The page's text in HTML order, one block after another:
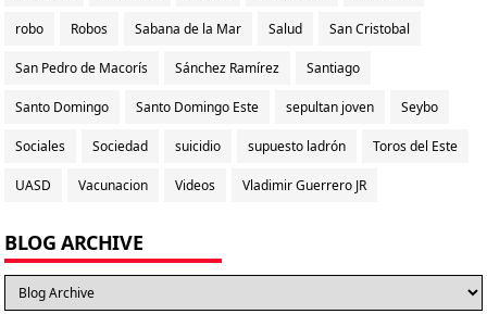
robo Robos Sabana de la Mar Salud San Cristobal
San Pedro de Macorís Sánchez Ramírez Santiago
Santo Domingo Santo Domingo Este sepultan joven Seybo
Sociales Sociedad suicidio supuesto ladrón Toros del Este
UASD Vacunacion Videos Vladimir Guerrero JR
BLOG ARCHIVE